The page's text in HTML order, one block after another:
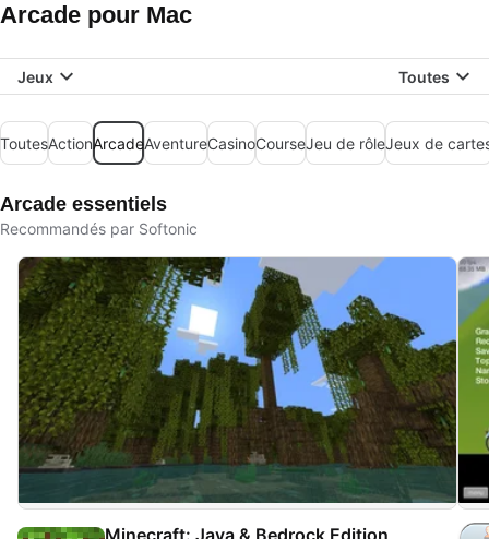
Arcade pour Mac
Jeux Toutes
ToutesActionArcadeAventureCasinoCourseJeu de rôleJeux de
Arcade essentiels
Recommandés par Softonic